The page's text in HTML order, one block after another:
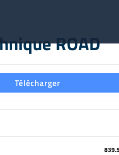
ROAD
Télécharger